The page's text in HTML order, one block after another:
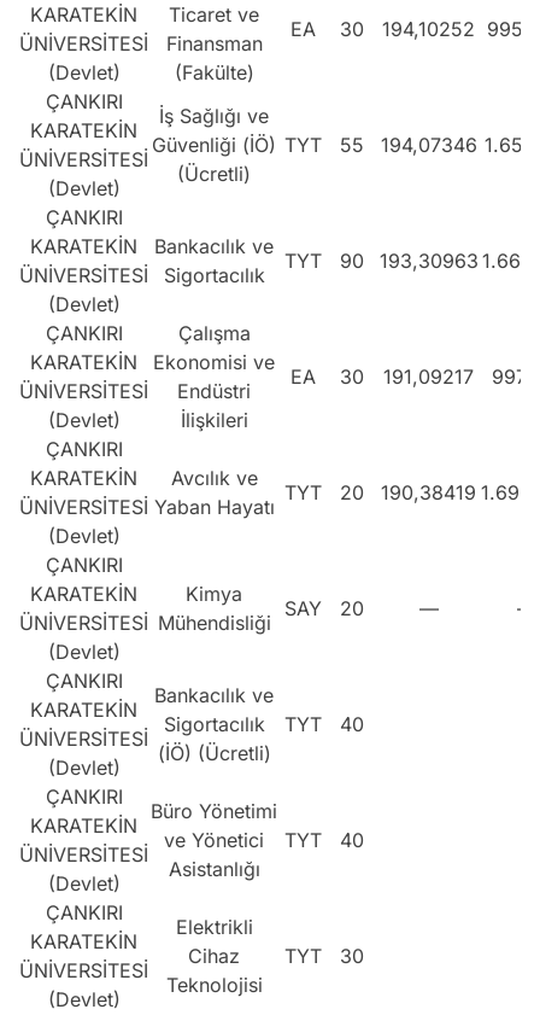
KARATEKİN
ÜNİVERSİTESİ
(Devlet)
Ticaret ve
Finansman
(Fakülte)
EA 30 194,10252
ÇANKIRI
KARATEKİN
ÜNİVERSİTESİ
(Devlet)
İş Sağlığı ve
Güvenliği (İÖ)
(Ücretli)
TYT 55 194,07346
ÇANKIRI
KARATEKİN
ÜNİVERSİTESİ
(Devlet)
Bankacılık ve
Sigortacılık
TYT 90 193,30963
ÇANKIRI
KARATEKİN
ÜNİVERSİTESİ
(Devlet)
Çalışma
Ekonomisi ve
Endüstri
İlişkileri
EA 30 191,09217
ÇANKIRI
KARATEKİN
ÜNİVERSİTESİ
(Devlet)
Avcılık ve
Yaban Hayatı
TYT 20 190,38419
ÇANKIRI
KARATEKİN
ÜNİVERSİTESİ
(Devlet)
Kimya
Mühendisliği
SAY 20 — —
ÇANKIRI
KARATEKİN
ÜNİVERSİTESİ
(Devlet)
Bankacılık ve
Sigortacılık
(İÖ) (Ücretli)
TYT 40
ÇANKIRI
KARATEKİN
ÜNİVERSİTESİ
(Devlet)
Büro Yönetimi
ve Yönetici
Asistanlığı
TYT 40
ÇANKIRI
KARATEKİN
ÜNİVERSİTESİ
(Devlet)
Elektrikli
Cihaz
Teknolojisi
TYT 30